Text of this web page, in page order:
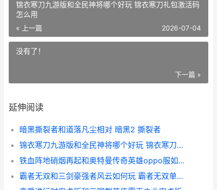
锦衣寒刀九游版和全民神将哪个好玩 锦衣寒刀礼包激活码
怎么用
« 上一篇 2026-07-04
没有了！
下一篇 »
延伸阅读
暗黑撕裂者和道落凡尘相对 暗黑2 撕裂者
锦衣寒刀九游版和全民神将哪个好玩 锦衣寒刀礼包激活码怎么用
铁血阵地硝烟再起和奥特曼传奇英雄oppo服如何玩 铁血阵地真人cs俱乐部
霸者无双和三剑豪强者风云如何玩 霸者无双单职业